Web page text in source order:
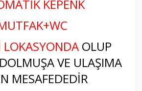
KEPENK
WC
LOKASYONDAOLUP
VE ULAŞIMA
MESAFEDEDİR